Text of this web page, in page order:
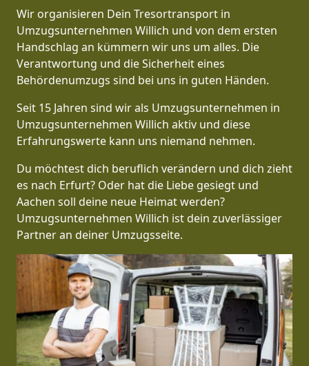
Wir organisieren Dein Tresortransport in
Umzugsunternehmen Willich und von dem ersten
Handschlag an kümmern wir uns um alles. Die
Verantwortung und die Sicherheit eines
Behördenumzugs sind bei uns in guten Händen.
Seit 15 Jahren sind wir als Umzugsunternehmen in
Umzugsunternehmen Willich aktiv und diese
Erfahrungswerte kann uns niemand nehmen.
Du möchtest dich beruflich verändern und dich zieht
es nach Erfurt? Oder hat die Liebe gesiegt und
Aachen soll deine neue Heimat werden?
Umzugsunternehmen Willich ist dein zuverlässiger
Partner an deiner Umzugsseite.